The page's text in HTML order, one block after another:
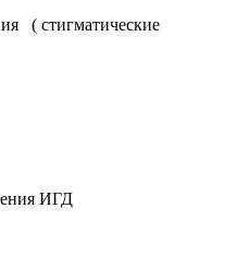
( стигматические
ИГД